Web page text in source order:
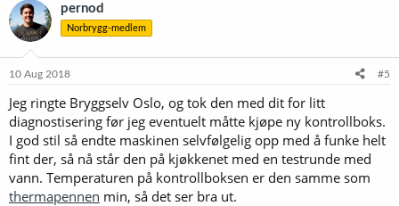
pernod
Norbrygg-medlem
10 Aug 2018 #5
Jeg ringte Bryggselv Oslo, og tok den med dit for litt
diagnostisering før jeg eventuelt måtte kjøpe ny kontrollboks.
I god stil så endte maskinen selvfølgelig opp med å funke helt
fint der, så nå står den på kjøkkenet med en testrunde med
vann. Temperaturen på kontrollboksen er den samme som
thermapennen min, så det ser bra ut.